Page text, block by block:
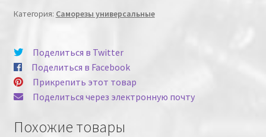
Категория: Саморезы универсальные
Поделиться в Twitter
Поделиться в Facebook
Прикрепить этот товар
Поделиться через электронную почту
Похожие товары